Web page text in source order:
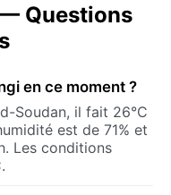
Questions
en ce moment ?
Soudan, il fait 26°C
est de 71% et
Les conditions